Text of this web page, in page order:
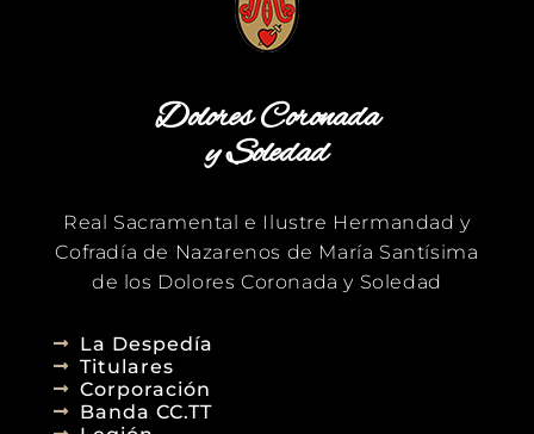
Dolores Coronada
y Soledad
Real Sacramental e Ilustre Hermandad y
Cofradía de Nazarenos de María Santísima
de los Dolores Coronada y Soledad
La Despedía
Titulares
Corporación
Banda CC.TT